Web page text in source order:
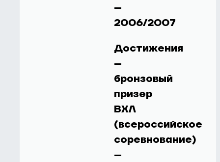
–
2006/2007
Достижения
–
бронзовый
призер
ВХЛ
(всероссийское
соревнование)
–